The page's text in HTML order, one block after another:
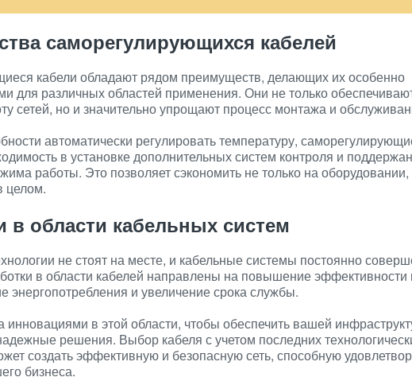
саморегулирующихся кабелей
кабели обладают рядом преимуществ, делающих их особенно
для различных областей применения. Они не только
сетей, но и значительно упрощают процесс монтажа и
автоматически регулировать температуру,
в установке дополнительных систем контроля и
работы. Это позволяет сэкономить не только на
целом.
в области кабельных систем
не стоят на месте, и кабельные системы постоянно
в области кабелей направлены на повышение эффективности
энергопотребления и увеличение срока службы.
инновациями в этой области, чтобы обеспечить вашей
решения. Выбор кабеля с учетом последних
создать эффективную и безопасную сеть, способную
бизнеса.